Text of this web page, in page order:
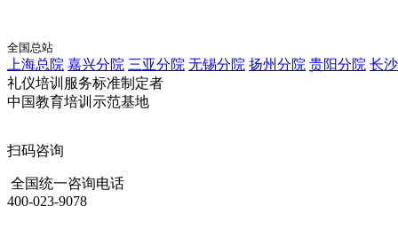
全国总站
上海总院 嘉兴分院 三亚分院 无锡分院 扬州分院 贵阳分院 长
礼仪培训服务标准制定者
中国教育培训示范基地
扫码咨询
全国统一咨询电话
400-023-9078